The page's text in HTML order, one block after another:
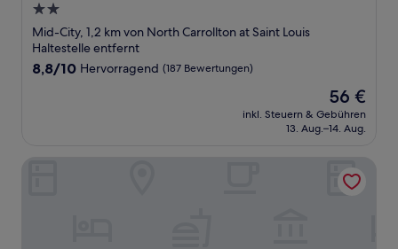
2.0-
Sterne-
Unterkunft
Mid-City, 1,2 km von North Carrollton at Saint Louis
Haltestelle entfernt
8.8
8,8/10 Hervorragend (187 Bewertungen)
Der
Preis
beträgt
56 €
inkl. Steuern & Gebühren
13. Aug.–14. Aug.